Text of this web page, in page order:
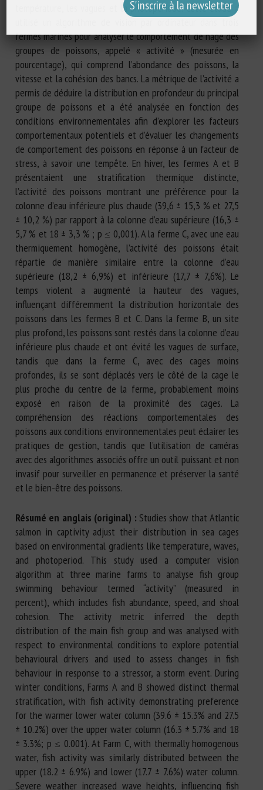
température, les vagues et la photopériode. Cette étude a
fermes marines pour analyser le comportement de nage des
groupes de poissons, appelé « activité » (mesurée en
pourcentage), qui comprend l’abondance des poissons, la
vitesse et la cohésion des bancs. La métrique de l’activité a
permis de déduire la distribution en profondeur du principal
groupe de poissons et a été analysée en fonction des
conditions environnementales afin d’explorer les facteurs
comportementaux potentiels et d’évaluer les changements
de comportement des poissons en réponse à un facteur de
stress, à savoir une tempête. En hiver, les fermes A et B
présentaient une stratification thermique distincte,
l’activité des poissons montrant une préférence pour la
colonne d’eau inférieure plus chaude (39,6 ± 15,3 % et 27,5
± 10,2 %) par rapport à la colonne d’eau supérieure (16,3 ±
5,7 % et 18 ± 3,3 % ; p ≤ 0,001). A la ferme C, avec une eau
thermiquement homogène, l’activité des poissons était
répartie de manière similaire entre la colonne d’eau
supérieure (18,2 ± 6,9%) et inférieure (17,7 ± 7,6%). Le
temps violent a augmenté la hauteur des vagues,
influençant différemment la distribution horizontale des
poissons dans les fermes B et C. Dans la ferme B, un site
plus profond, les poissons sont restés dans la colonne d’eau
inférieure plus chaude et ont évité les vagues de surface,
tandis que dans la ferme C, avec des cages moins
profondes, ils se sont déplacés vers le côté de la cage le
plus proche du centre de la ferme, probablement moins
exposé en raison de la proximité des cages. La
compréhension des réactions comportementales des
poissons aux conditions environnementales peut éclairer les
pratiques de gestion, tandis que l’utilisation de caméras
avec des algorithmes associés offre un outil puissant et non
invasif pour surveiller en permanence et préserver la santé
et le bien-être des poissons.
Résumé en anglais (original) : Studies show that Atlantic
salmon in captivity adjust their distribution in sea cages
based on environmental gradients like temperature, waves,
and photoperiod. This study used a computer vision
algorithm at three marine farms to analyse fish group
swimming behaviour termed “activity” (measured in
percent), which includes fish abundance, speed, and shoal
cohesion. The activity metric inferred the depth
distribution of the main fish group and was analysed with
respect to environmental conditions to explore potential
behavioural drivers and used to assess changes in fish
behaviour in response to a stressor, a storm event. During
winter conditions, Farms A and B showed distinct thermal
stratification, with fish activity demonstrating preference
for the warmer lower water column (39.6 ± 15.3% and 27.5
± 10.2%) over the upper water column (16.3 ± 5.7% and 18
± 3.3%; p ≤ 0.001). At Farm C, with thermally homogenous
water, fish activity was similarly distributed between the
upper (18.2 ± 6.9%) and lower (17.7 ± 7.6%) water column.
Severe weather increased wave heights, influencing fish